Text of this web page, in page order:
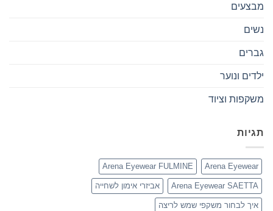
מבצעים
נשים
גברים
ילדים ונוער
משקפות וציוד
תגיות
Arena Eyewear
Arena Eyewear FULMINE
Arena Eyewear SAETTA אביזרי אימון לשחייה
איך לבחור משקפי שמש לריצה